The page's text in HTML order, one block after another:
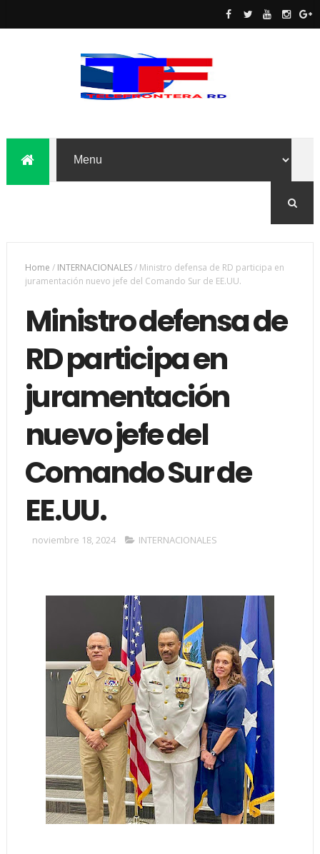
Home / INTERNACIONALES/ Ministro defensa de RD participa en
juramentación nuevo jefe del Comando Sur de EE.UU.
Ministro defensa de
RD participa en
juramentación
nuevo jefe del
Comando Sur de
EE.UU.
noviembre 18, 2024 INTERNACIONALES